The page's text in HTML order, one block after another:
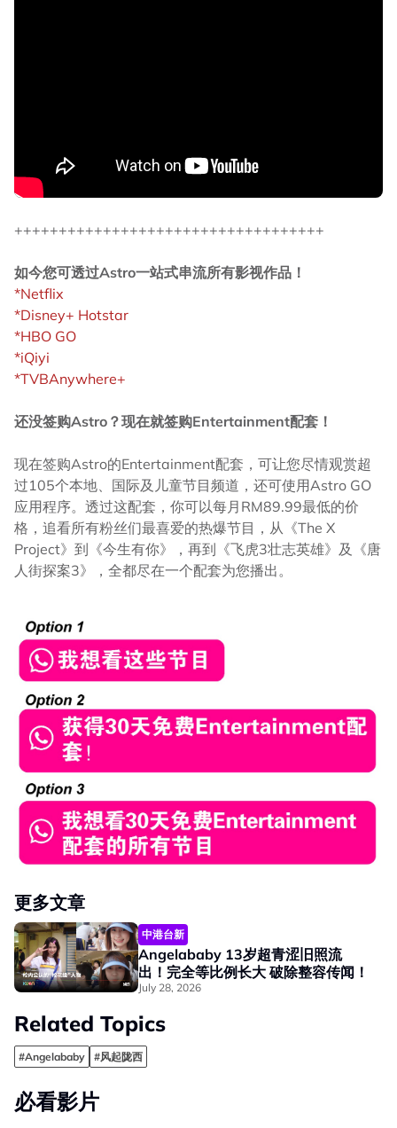
+++++++++++++++++++++++++++++++++++
如今您可透过Astro一站式串流所有影视作品！
*Netflix
*Disney+ Hotstar
*HBO GO
*iQiyi
*TVBAnywhere+
还没签购Astro？现在就签购Entertainment配套！
现在签购Astro的Entertainment配套，可让您尽情观赏超
过105个本地、国际及儿童节目频道，还可使用Astro GO
应用程序。透过这配套，你可以每月RM89.99最低的价
格，追看所有粉丝们最喜爱的热爆节目，从《The X
Project》到《今生有你》，再到《飞虎3壮志英雄》及《唐
人街探案3》，全都尽在一个配套为您播出。
更多文章
中港台新
Angelababy 13岁超青涩旧照流
出！完全等比例长大 破除整容传闻！
July 28, 2026
Related Topics
#Angelababy #风起陇西
必看影片